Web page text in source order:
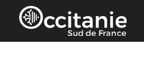
Cookie-Einstellungen